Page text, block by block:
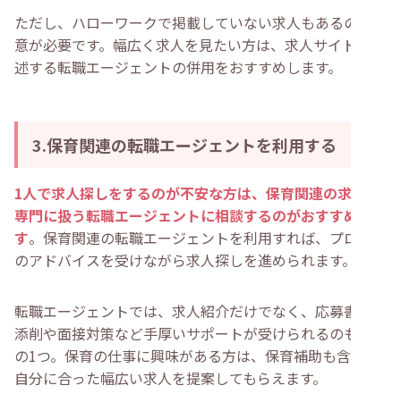
ただし、ハローワークで掲載していない求人もあるので注
意が必要です。幅広く求人を見たい方は、求人サイトや後
述する転職エージェントの併用をおすすめします。
3.保育関連の転職エージェントを利用する
1人で求人探しをするのが不安な方は、保育関連の求人を
専門に扱う転職エージェントに相談するのがおすすめで
す。保育関連の転職エージェントを利用すれば、プロから
のアドバイスを受けながら求人探しを進められます。
転職エージェントでは、求人紹介だけでなく、応募書類の
添削や面接対策など手厚いサポートが受けられるのも魅力
の1つ。保育の仕事に興味がある方は、保育補助も含めて
自分に合った幅広い求人を提案してもらえます。